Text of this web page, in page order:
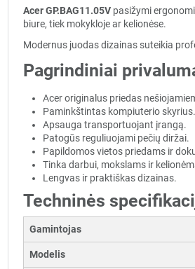
Acer GP.BAG11.05Vpasižymi
biure, tiek mokykloje ar kelionėse.
Modernus juodas dizainas suteikia
Pagrindiniai
Acer originalus priedas
Paminkštintas kompiuterio skyrius.
Apsauga transportuojant įrangą.
Patogūs reguliuojami pečių diržai.
Papildomos vietos priedams ir
Tinka darbui, mokslams ir
Lengvas ir praktiškas dizainas.
Techninės
Gamintojas
Modelis